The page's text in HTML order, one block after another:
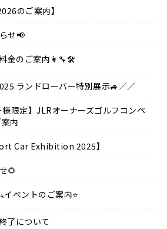
のご案内】
せ📢
金のご案内👩‍🔧🛠️
ランドローバー特別展示🚙／／
様限定】JLRオーナーズゴルフコンペ
内
Car Exhibition 2025】
🌻
ベントのご案内⭐
了について